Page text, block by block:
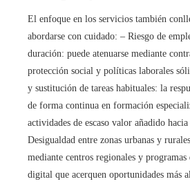
El enfoque en los servicios también
abordarse con cuidado: – Riesgo de
duración: puede atenuarse mediante
protección social y políticas laborales
y sustitución de tareas habituales: la
de forma continua en formación
actividades de escaso valor añadido
Desigualdad entre zonas urbanas y
mediante centros regionales y
digital que acerquen oportunidades más